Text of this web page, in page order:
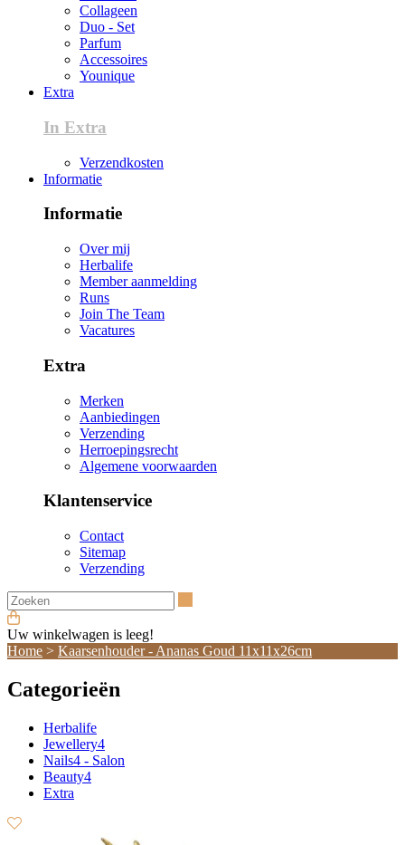
Collageen
Duo - Set
Parfum
Accessoires
Younique
Extra
In Extra
Verzendkosten
Informatie
Informatie
Over mij
Herbalife
Member aanmelding
Runs
Join The Team
Vacatures
Extra
Merken
Aanbiedingen
Verzending
Herroepingsrecht
Algemene voorwaarden
Klantenservice
Contact
Sitemap
Verzending
Uw winkelwagen is leeg!
Home > Kaarsenhouder - Ananas Goud 11x11x26cm
Categorieën
Herbalife
Jewellery4
Nails4 - Salon
Beauty4
Extra